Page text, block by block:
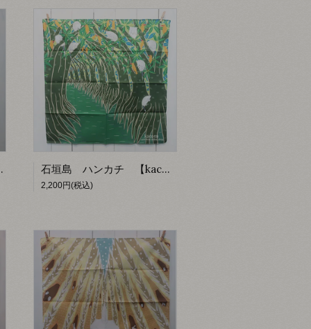
】 石垣島 ハンカチ 【kacoca】
2,200円(税込)